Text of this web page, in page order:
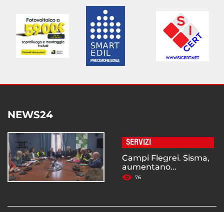
NEWS24
SERVIZI
Campi Flegrei. Sisma,
aumentano...
76